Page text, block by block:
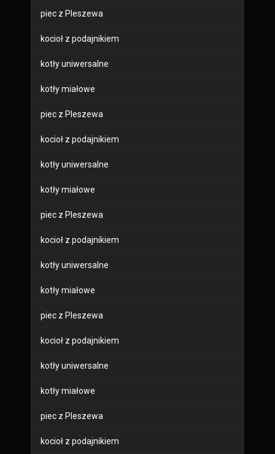
piec z Pleszewa
kocioł z podajnikiem
kotły uniwersalne
kotły miałowe
piec z Pleszewa
kocioł z podajnikiem
kotły uniwersalne
kotły miałowe
piec z Pleszewa
kocioł z podajnikiem
kotły uniwersalne
kotły miałowe
piec z Pleszewa
kocioł z podajnikiem
kotły uniwersalne
kotły miałowe
piec z Pleszewa
kocioł z podajnikiem